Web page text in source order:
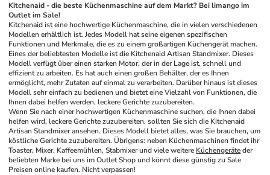
Kitchenaid - die beste Küchenmaschine auf dem Markt? Bei limango im
Outlet im Sale!
Kitchenaid ist eine hochwertige Küchenmaschine, die in vielen verschiedenen
Modellen erhältlich ist. Jedes Modell hat seine eigenen spezifischen
Funktionen und Merkmale, die es zu einem großartigen Küchengerät machen.
Eines der beliebtesten Modelle ist die Kitchenaid Artisan Standmixer. Dieses
Modell verfügt über einen starken Motor, der in der Lage ist, schnell und
effizient zu arbeiten. Es hat auch einen großen Behälter, der es Ihnen
ermöglicht, mehr Zutaten auf einmal zu verarbeiten. Darüber hinaus ist dieses
Modell sehr einfach zu bedienen und bietet eine Vielzahl von Funktionen, die
Ihnen dabei helfen werden, leckere Gerichte zuzubereiten.
Wenn Sie nach einer hochwertigen Küchenmaschine suchen, die Ihnen dabei
helfen wird, leckere Gerichte zuzubereiten, sollten Sie sich die Kitchenaid
Artisan Standmixer ansehen. Dieses Modell bietet alles, was Sie brauchen, um
köstliche Gerichte zuzubereiten. Übrigens: neben Küchenmaschinen findet ihr
Toaster, Mixer, Kaffeemühlen, Stabmixer und viele weitere Küchengeräte der
beliebten Marke bei uns im Outlet Shop und könnt diese günstig zu Sale
Preisen online kaufen. Nicht verpassen!